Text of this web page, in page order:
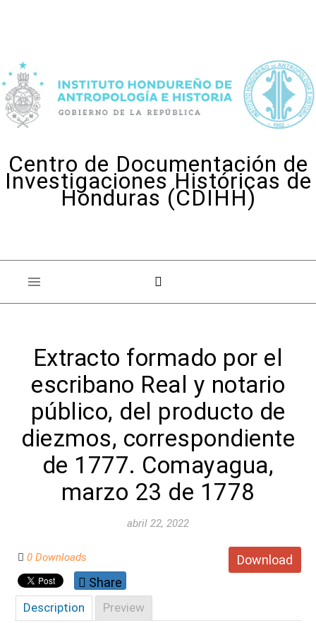
Centro de Documentación de
Investigaciones Históricas de
Honduras (CDIHH)
Extracto formado por el
escribano Real y notario
público, del producto de
diezmos, correspondiente
de 1777. Comayagua,
marzo 23 de 1778
abril 22, 2022
Download
0 Downloads
Share
Description Preview